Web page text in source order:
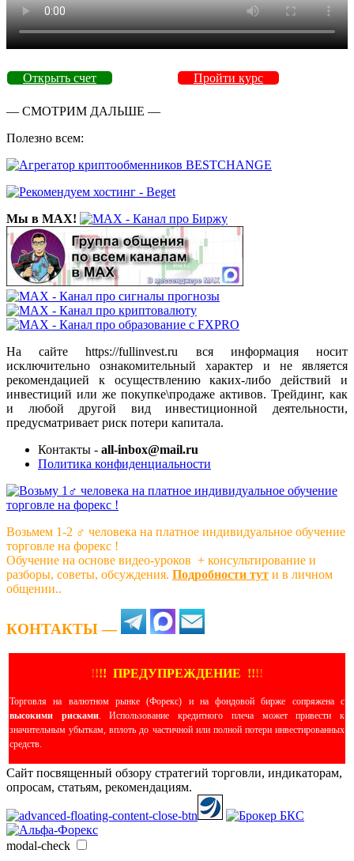
Открыть счет Пройти курс
— СМОТРИМ ДАЛЬШЕ —
Полезно всем:
Мы в MAX!
На сайте https://fullinvest.ru вся информация носит
исключительно ознакомительный характер и не является
рекомендацией к осуществлению каких-либо действий и
инвестиций или же покупке\продаже активов. Трейдинг, как
и любой другой вид инвестиционной деятельности,
предусматривает риск потери капитала.
Контакты - all-inbox@mail.ru
Политика конфиденциальности
Возьмем 1-2 ‍♂️ человека на платное индивидуальное обучение
торговле на форекс !
Обучение на основе видео-уроков ️ + консультирование и
разборы, советы, обсуждения. Подробности тут и в личном
общении..
КОНТАКТЫ —
!!!! ПРЕДУПРЕЖДЕНИЕ !!!!
Торговля на валютном рынке (Форекс) и на фондовой бирже сопряжена с
высокими рисками. Использование кредитного плеча может привести к
значительным убыткам, вплоть до частичной или полной потери инвестированных
средств.
Сайт посвященный обзору стратегий торговли, индикаторам,
опросам, статьям, рекомендациям.
modal-check